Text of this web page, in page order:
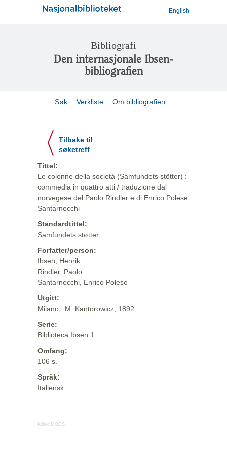
English
Bibliografi
Den internasjonale Ibsen-
bibliografien
Søk Verkliste Om bibliografien
Tilbake til
søketreff
Tittel:
Le colonne della società (Samfundets stötter) :
commedia in quattro atti / traduzione dal
norvegese del Paolo Rindler e di Enrico Polese
Santarnecchi
Standardtittel:
Samfundets støtter
Forfatter/person:
Ibsen, Henrik
Rindler, Paolo
Santarnecchi, Enrico Polese
Utgitt:
Milano : M. Kantorowicz, 1892
Serie:
Biblioteca Ibsen 1
Omfang:
106 s.
Språk:
Italiensk
Kilde: MODS